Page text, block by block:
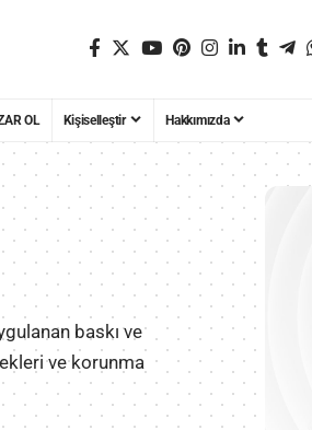
OL Kişiselleştir Hakkımızda
baskı ve
ve korunma